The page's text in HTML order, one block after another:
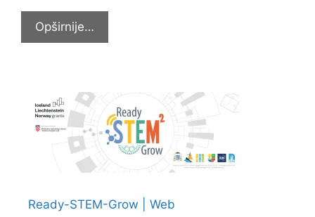
Opširnije…
b
Komunalac
Požega
d.o.o.
Ready-STEM-Grow | Web